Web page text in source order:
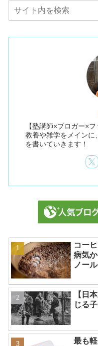
【塾講師×ブロガー×
教養や雑学をメインに
を書いていきます！
コー
病気
ノー
【日
じる
最も